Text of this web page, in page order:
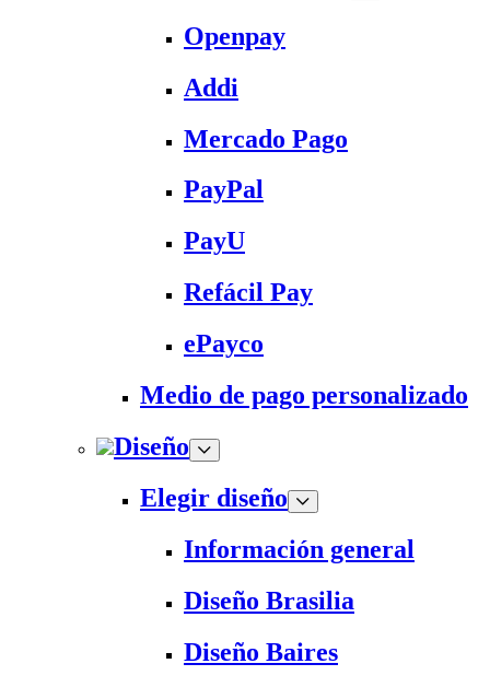
Openpay
Addi
Mercado Pago
PayPal
PayU
Refácil Pay
ePayco
Medio de pago personalizado
Diseño
Elegir diseño
Información general
Diseño Brasilia
Diseño Baires